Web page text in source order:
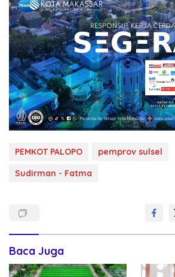
PEMKOT PALOPO
pemprov sulsel
Sudirman - Fatma
Baca Juga